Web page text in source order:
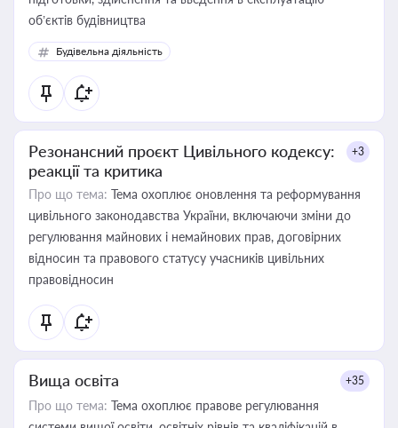
об’єктів будівництва
Будівельна діяльність
Резонансний проєкт Цивільного кодексу:
реакції та критика
+3
Про що тема: Тема охоплює оновлення та реформування
цивільного законодавства України, включаючи зміни до
регулювання майнових і немайнових прав, договірних
відносин та правового статусу учасників цивільних
правовідносин
Вища освіта +35
Про що тема: Тема охоплює правове регулювання